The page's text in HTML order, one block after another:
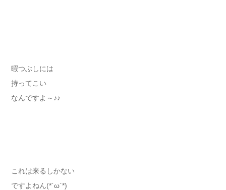
暇つぶしには
持ってこい
なんですよ～♪♪
これは来るしかない
ですよねん(*´ω`*)